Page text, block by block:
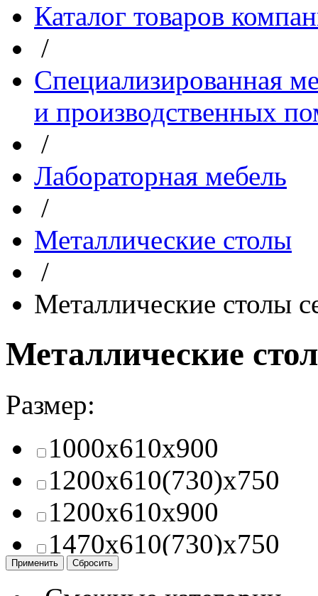
Каталог товаров
/
Специализированная
и производственных
/
Лабораторная мебель
/
Металлические столы
/
Металлические столы
Металлические
Размер:
1000x610x900
1200x610(730)x750
1200x610x900
1470x610(730)x750
1470x610(730)x900